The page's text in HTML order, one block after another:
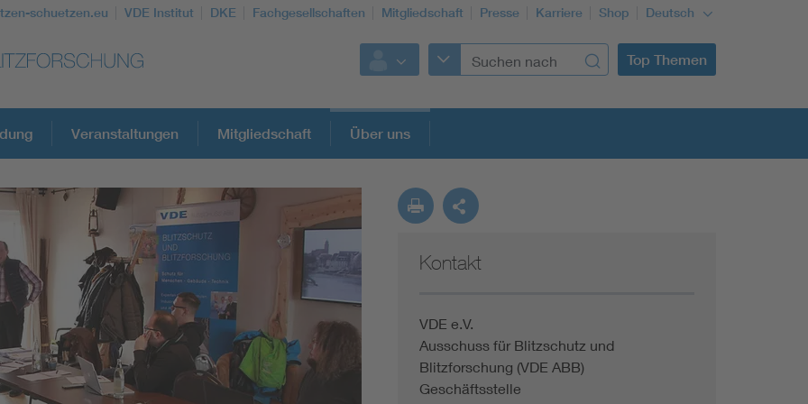
schuetzen.eu VDE Institut DKE Fachgesellschaften Mitgliedschaft Presse Karriere Shop Deutsch
Top Themen
Weitere Themen
Veranstaltungen Mitgliedschaft Über uns
Kontakt
VDE e.V.
Ausschuss für Blitzschutz und
Blitzforschung (VDE ABB)
Geschäftsstelle